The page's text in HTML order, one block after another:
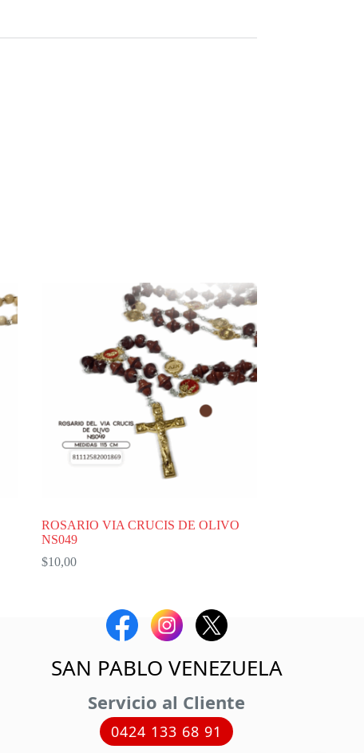
ROSARIO VIA CRUCIS DE OLIVO
NS049
$10,00
SAN PABLO VENEZUELA
Servicio al Cliente
0424 133 68 91